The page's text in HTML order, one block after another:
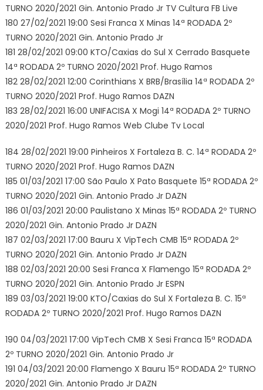
TURNO 2020/2021 Gin. Antonio Prado Jr TV Cultura FB Live
180 27/02/2021 19:00 Sesi Franca X Minas 14ª RODADA 2º
TURNO 2020/2021 Gin. Antonio Prado Jr
181 28/02/2021 09:00 KTO/Caxias do Sul X Cerrado Basquete
14ª RODADA 2º TURNO 2020/2021 Prof. Hugo Ramos
182 28/02/2021 12:00 Corinthians X BRB/Brasília 14ª RODADA 2º
TURNO 2020/2021 Prof. Hugo Ramos DAZN
183 28/02/2021 16:00 UNIFACISA X Mogi 14ª RODADA 2º TURNO
2020/2021 Prof. Hugo Ramos Web Clube Tv Local
184 28/02/2021 19:00 Pinheiros X Fortaleza B. C. 14ª RODADA 2º
TURNO 2020/2021 Prof. Hugo Ramos DAZN
185 01/03/2021 17:00 São Paulo X Pato Basquete 15ª RODADA 2º
TURNO 2020/2021 Gin. Antonio Prado Jr DAZN
186 01/03/2021 20:00 Paulistano X Minas 15ª RODADA 2º TURNO
2020/2021 Gin. Antonio Prado Jr DAZN
187 02/03/2021 17:00 Bauru X VipTech CMB 15ª RODADA 2º
TURNO 2020/2021 Gin. Antonio Prado Jr DAZN
188 02/03/2021 20:00 Sesi Franca X Flamengo 15ª RODADA 2º
TURNO 2020/2021 Gin. Antonio Prado Jr ESPN
189 03/03/2021 19:00 KTO/Caxias do Sul X Fortaleza B. C. 15ª
RODADA 2º TURNO 2020/2021 Prof. Hugo Ramos DAZN
190 04/03/2021 17:00 VipTech CMB X Sesi Franca 15ª RODADA
2º TURNO 2020/2021 Gin. Antonio Prado Jr
191 04/03/2021 20:00 Flamengo X Bauru 15ª RODADA 2º TURNO
2020/2021 Gin. Antonio Prado Jr DAZN